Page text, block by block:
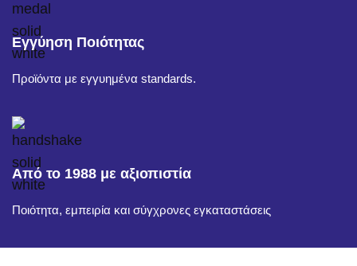
Εγγύηση Ποιότητας
Προϊόντα με εγγυημένα standards.
Από το 1988 με αξιοπιστία
Ποιότητα, εμπειρία και σύγχρονες εγκαταστάσεις